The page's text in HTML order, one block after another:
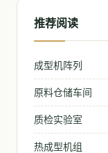
推荐阅读
成型机阵列
原料仓储车间
质检实验室
热成型机组